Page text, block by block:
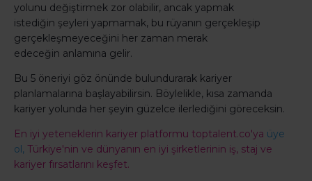
yolunu değiştirmek zor olabilir, ancak yapmak
istediğin şeyleri yapmamak, bu rüyanın gerçekleşip
gerçekleşmeyeceğini her zaman merak
edeceğin anlamına gelir.
Bu 5 öneriyi göz önünde bulundurarak kariyer
planlamalarına başlayabilirsin. Böylelikle, kısa zamanda
kariyer yolunda her şeyin güzelce ilerlediğini göreceksin.
En iyi yeteneklerin kariyer platformu toptalent.co'ya üye
ol, Türkiye'nin ve dünyanın en iyi şirketlerinin iş, staj ve
kariyer fırsatlarını keşfet.